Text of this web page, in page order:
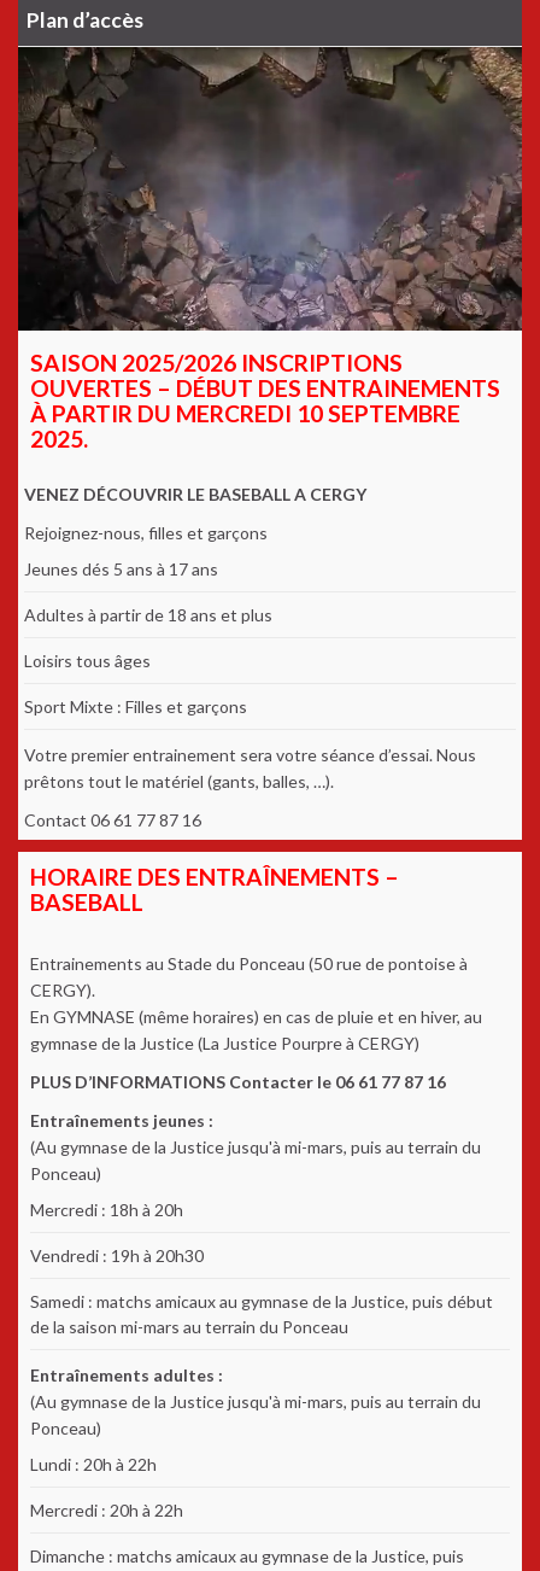
Plan d’accès
SAISON 2025/2026 INSCRIPTIONS
OUVERTES – DÉBUT DES ENTRAINEMENTS
À PARTIR DU MERCREDI 10 SEPTEMBRE
2025.
VENEZ DÉCOUVRIR LE BASEBALL A CERGY
Rejoignez-nous, filles et garçons
Jeunes dés 5 ans à 17 ans
Adultes à partir de 18 ans et plus
Loisirs tous âges
Sport Mixte : Filles et garçons
Votre premier entrainement sera votre séance d’essai. Nous
prêtons tout le matériel (gants, balles, …).
Contact 06 61 77 87 16
HORAIRE DES ENTRAÎNEMENTS –
BASEBALL
Entrainements au Stade du Ponceau (50 rue de pontoise à
CERGY).
En GYMNASE (même horaires) en cas de pluie et en hiver, au
gymnase de la Justice (La Justice Pourpre à CERGY)
PLUS D’INFORMATIONS Contacter le 06 61 77 87 16
Entraînements jeunes :
(Au gymnase de la Justice jusqu'à mi-mars, puis au terrain du
Ponceau)
Mercredi : 18h à 20h
Vendredi : 19h à 20h30
Samedi : matchs amicaux au gymnase de la Justice, puis début
de la saison mi-mars au terrain du Ponceau
Entraînements adultes :
(Au gymnase de la Justice jusqu'à mi-mars, puis au terrain du
Ponceau)
Lundi : 20h à 22h
Mercredi : 20h à 22h
Dimanche : matchs amicaux au gymnase de la Justice, puis